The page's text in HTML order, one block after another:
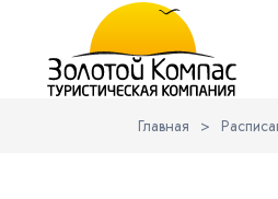
Главная >